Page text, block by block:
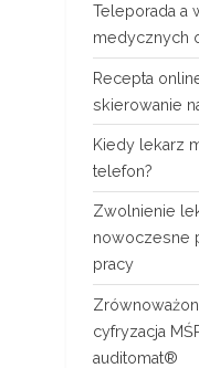
Teleporada a
medycznych
Recepta
skierowanie
Kiedy lekarz
telefon?
Zwolnienie
nowoczesne
pracy
cyfryzacja
auditomat®